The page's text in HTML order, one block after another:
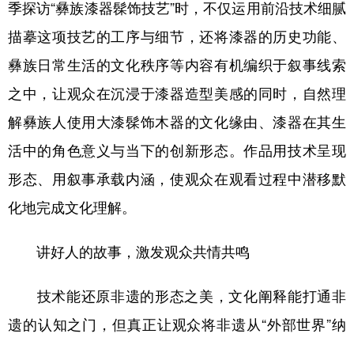
季探访“彝族漆器髹饰技艺”时，不仅运用前沿技术细腻
描摹这项技艺的工序与细节，还将漆器的历史功能、
彝族日常生活的文化秩序等内容有机编织于叙事线索
之中，让观众在沉浸于漆器造型美感的同时，自然理
解彝族人使用大漆髹饰木器的文化缘由、漆器在其生
活中的角色意义与当下的创新形态。作品用技术呈现
形态、用叙事承载内涵，使观众在观看过程中潜移默
化地完成文化理解。
讲好人的故事，激发观众共情共鸣
技术能还原非遗的形态之美，文化阐释能打通非
遗的认知之门，但真正让观众将非遗从“外部世界”纳